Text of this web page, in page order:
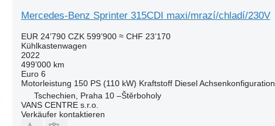
Mercedes-Benz Sprinter 315CDI maxi/mrazí/chladí/230V
EUR 24’790 CZK 599’900 ≈ CHF 23’170
Kühlkastenwagen
2022
499’000 km
Euro 6
Motorleistung 150 PS (110 kW) Kraftstoff Diesel Achsenkonfiguration
Tschechien, Praha 10 –Štěrboholy
VANS CENTRE s.r.o.
Verkäufer kontaktieren